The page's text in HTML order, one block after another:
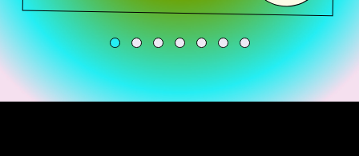
Fale com a gente
Baixe o estudo